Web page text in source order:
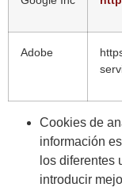
Adobe
Cookies de
información
los diferentes
introducir